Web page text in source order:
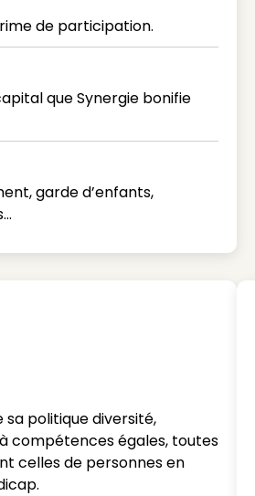
de participation.
que Synergie bonifie
garde d’enfants,
sa politique diversité,
compétences égales, toutes
celles de personnes en